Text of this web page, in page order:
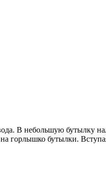
В небольшую бутылку
горлышко бутылки.